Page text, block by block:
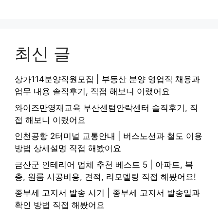
최신 글
상가114분양직원모집 | 부동산 분양 영업직 채용과
업무 내용 솔직후기, 직접 해보니 이랬어요
와이즈만영재교육 부산센텀안락센터 솔직후기, 직
접 해보니 이랬어요
인천공항 2터미널 교통안내 | 버스노선과 철도 이용
방법 상세설명 직접 해봤어요
금산군 인테리어 업체 추천 베스트 5 | 아파트, 복
층, 원룸 시공비용, 견적, 리모델링 직접 해봤어요!
종부세 고지서 발송 시기 | 종부세 고지서 발송일과
확인 방법 직접 해봤어요